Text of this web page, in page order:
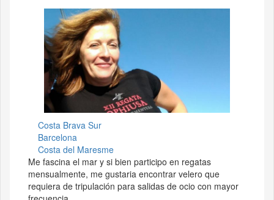
Costa Brava Sur
Barcelona
Costa del Maresme
Me fascina el mar y si bien participo en regatas
mensualmente, me gustaria encontrar velero que
requiera de tripulación para salidas de ocio con mayor